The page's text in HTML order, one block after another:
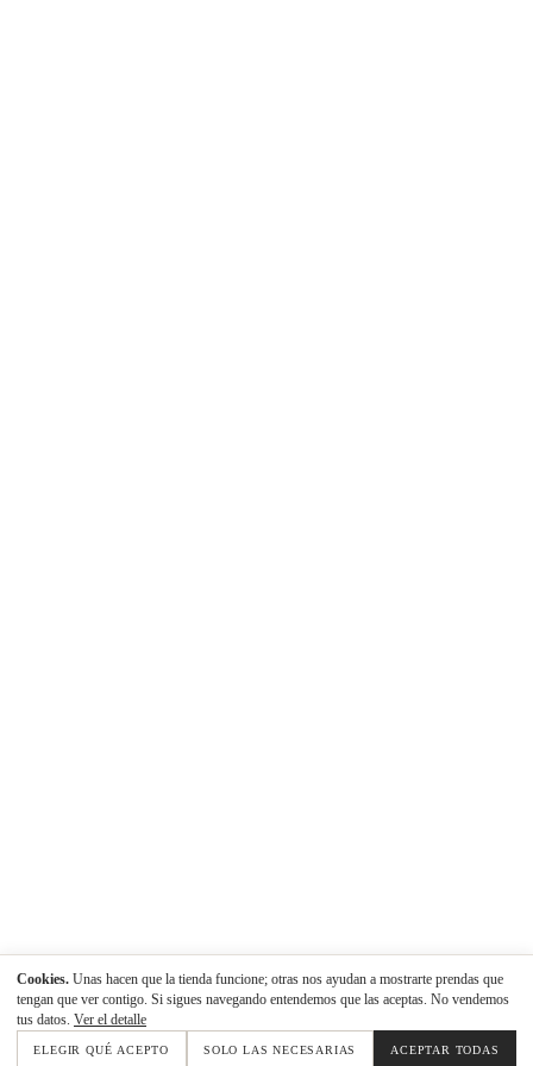
Cookies. Unas hacen que la tienda funcione; otras nos ayudan a mostrarte prendas que
tengan que ver contigo. Si sigues navegando entendemos que las aceptas. No vendemos
tus datos. Ver el detalle
ELEGIR QUÉ ACEPTO SOLO LAS NECESARIAS ACEPTAR TODAS